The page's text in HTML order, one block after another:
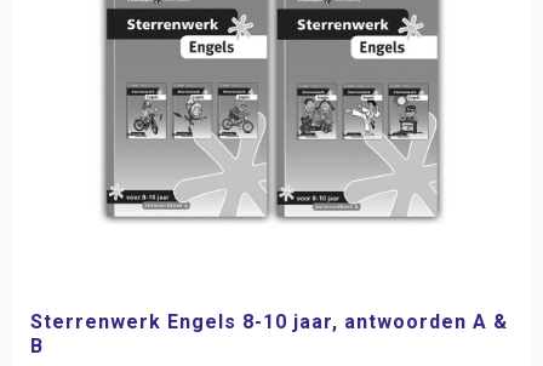
Sterrenwerk Engels 8-10 jaar, antwoorden A &
B